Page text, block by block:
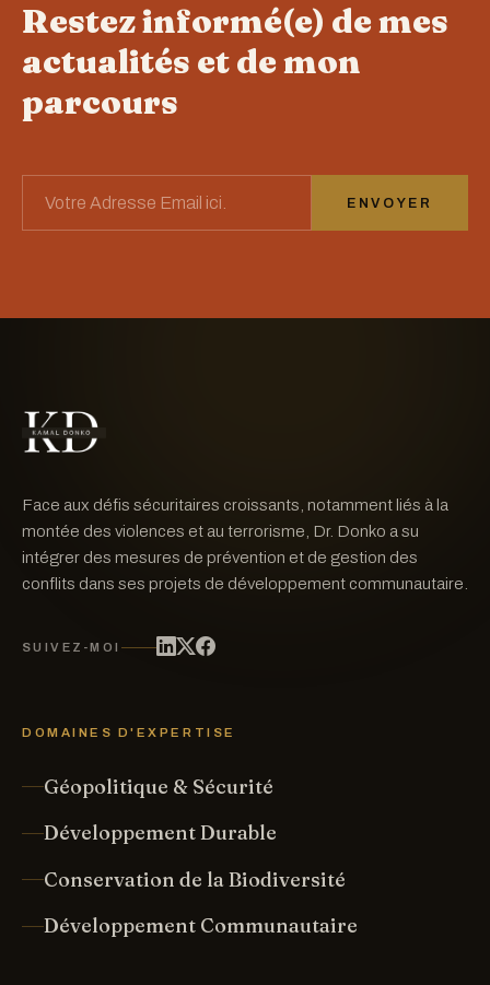
Restez informé(e) de mes
actualités et de mon
parcours
Face aux défis sécuritaires croissants, notamment liés à la
montée des violences et au terrorisme, Dr. Donko a su
intégrer des mesures de prévention et de gestion des
conflits dans ses projets de développement communautaire.
SUIVEZ-MOI
DOMAINES D'EXPERTISE
Géopolitique & Sécurité
Développement Durable
Conservation de la Biodiversité
Développement Communautaire